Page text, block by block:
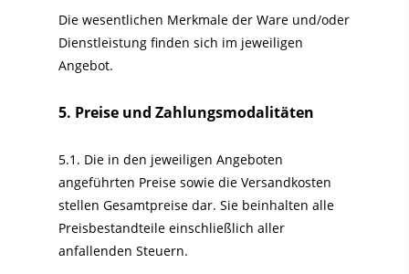
Die wesentlichen Merkmale der Ware und/oder
Dienstleistung finden sich im jeweiligen
Angebot.
5. Preise und Zahlungsmodalitäten
5.1. Die in den jeweiligen Angeboten
angeführten Preise sowie die Versandkosten
stellen Gesamtpreise dar. Sie beinhalten alle
Preisbestandteile einschließlich aller
anfallenden Steuern.